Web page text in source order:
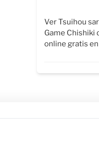
Ver Tsuihou
Game Chishiki
online gratis en